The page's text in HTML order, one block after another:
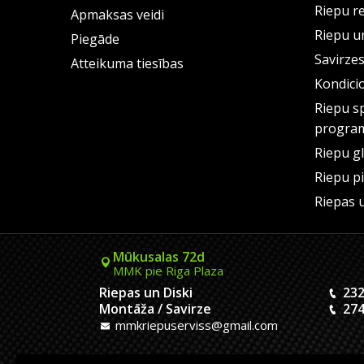
Apmaksas veidi
Piegāde
Atteikuma tiesības
Riepu
Riepu
Riepu
Riepu
Riepu
Riepas
Mūkusalas 72d
MMK pie Riga Plaza
Riepas un Diski
Montāža / Savirze
mmkriepuserviss@gmail.com